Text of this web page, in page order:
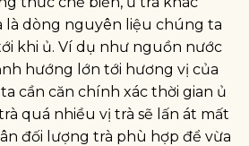
là dòng nguyên liệu chúng ta
khi ủ. Ví dụ như nguồn nước
hướng lớn tới hương vị của
cần căn chính xác thời gian ủ
quá nhiều vị trà sẽ lấn át mất
đối lượng trà phù hợp để vừa